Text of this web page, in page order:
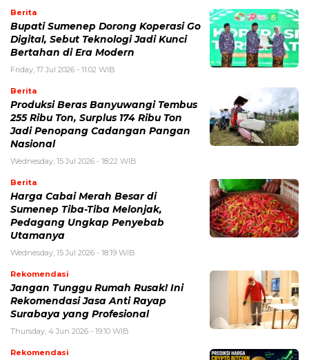
Berita
Bupati Sumenep Dorong Koperasi Go
Digital, Sebut Teknologi Jadi Kunci
Bertahan di Era Modern
Friday, 17 Jul 2026 - 11:02 WIB
Berita
Produksi Beras Banyuwangi Tembus
255 Ribu Ton, Surplus 174 Ribu Ton
Jadi Penopang Cadangan Pangan
Nasional
Wednesday, 15 Jul 2026 - 18:22 WIB
Berita
Harga Cabai Merah Besar di
Sumenep Tiba-Tiba Melonjak,
Pedagang Ungkap Penyebab
Utamanya
Wednesday, 15 Jul 2026 - 18:19 WIB
Rekomendasi
Jangan Tunggu Rumah Rusak! Ini
Rekomendasi Jasa Anti Rayap
Surabaya yang Profesional
Thursday, 4 Jun 2026 - 19:10 WIB
Rekomendasi